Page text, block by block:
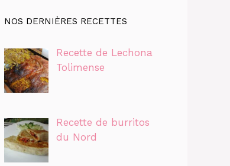
NOS DERNIÈRES RECETTES
Recette de Lechona
Tolimense
Recette de burritos
du Nord